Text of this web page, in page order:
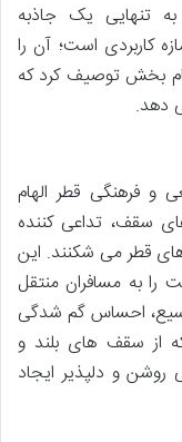
تنهایی یک جاذبه
کاربردی است؛ آن را
بخش توصیف کرد که
دهد.
و فرهنگی قطر الهام
سقف، تداعی کننده
قطر می شکنند. این
به مسافران منتقل
احساس گم شدگی
که از سقف های بلند و
و دلپذیر ایجاد